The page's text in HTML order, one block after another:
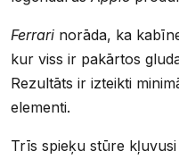
Ferrari norāda, ka
kur viss ir pakārtos
Rezultāts ir izteikti
elementi.
Trīs spieķu stūre